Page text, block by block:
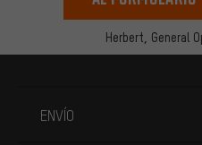
Herbert, General
ENVÍO